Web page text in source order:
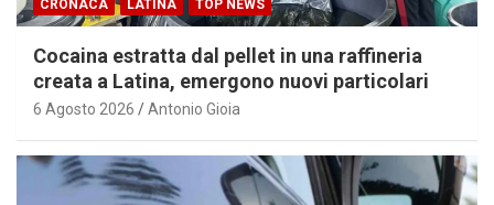
CRONACA LATINA TOP NEWS
Cocaina estratta dal pellet in una raffineria
creata a Latina, emergono nuovi particolari
6 Agosto 2026 Antonio Gioia